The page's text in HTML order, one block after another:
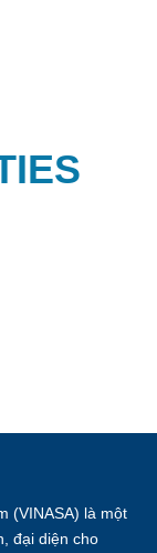
(VINASA) là một
đại diện cho